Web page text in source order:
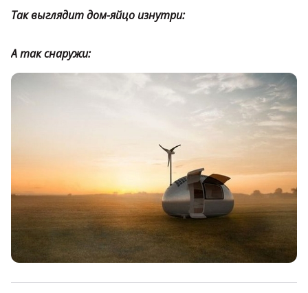
Так выглядит дом-яйцо изнутри:
А так снаружи: